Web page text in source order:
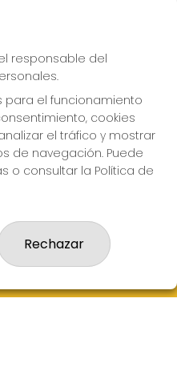
10-08-2026
responsable del
para el funcionamiento
cookies
el tráfico y mostrar
de navegación. Puede
o consultar la Política de
Rechazar